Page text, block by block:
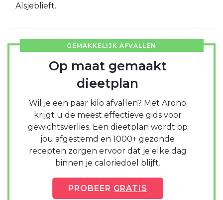
Alsjeblieft.
GEMAKKELIJK AFVALLEN
Op maat gemaakt
dieetplan
Wil je een paar kilo afvallen? Met Arono
krijgt u de meest effectieve gids voor
gewichtsverlies. Een dieetplan wordt op
jou afgestemd en 1000+ gezonde
recepten zorgen ervoor dat je elke dag
binnen je caloriedoel blijft.
PROBEER GRATIS